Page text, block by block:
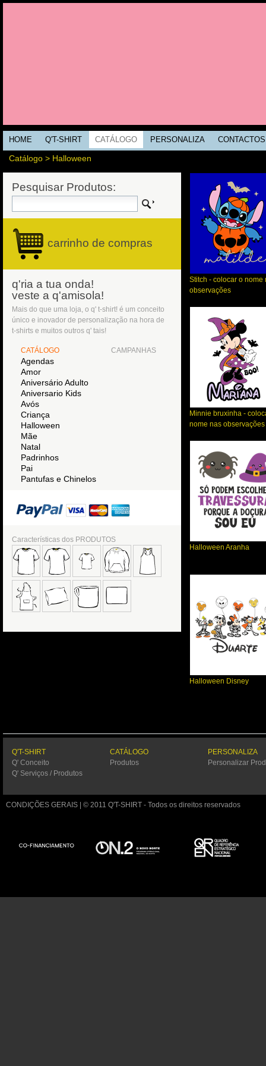
HOME Q'T-SHIRT CATÁLOGO PERSONALIZA CONTACTOS
Catálogo > Halloween
Pesquisar Produtos:
carrinho de compras
q'ria a tua onda!
veste a q'amisola!
Mais do que uma loja, o q' t-shirt! é um conceito
único e inovador de personalização na hora de
t-shirts e muitos outros q' tais!
CATÁLOGO
Agendas
Amor
Aniversário Adulto
Aniversario Kids
Avós
Criança
Halloween
Mãe
Natal
Padrinhos
Pai
Pantufas e Chinelos
CAMPANHAS
Características dos PRODUTOS
Stitch - colocar o nome
observações
Minnie bruxinha -
nome nas observações
Halloween Aranha
Halloween Disney
Q'T-SHIRT
Q' Conceito
Q' Serviços / Produtos
CATÁLOGO
Produtos
PERSONALIZA
Personalizar
CONDIÇÕES GERAIS | © 2011 Q'T-SHIRT - Todos os direitos reservados